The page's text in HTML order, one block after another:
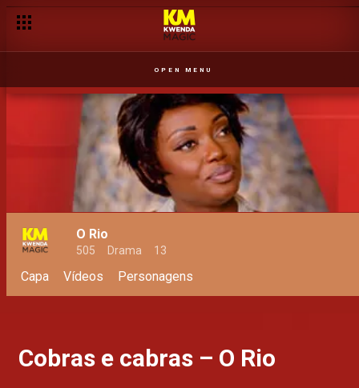
OPEN MENU
O Rio
505 Drama 13
Capa Vídeos Personagens
Cobras e cabras – O Rio